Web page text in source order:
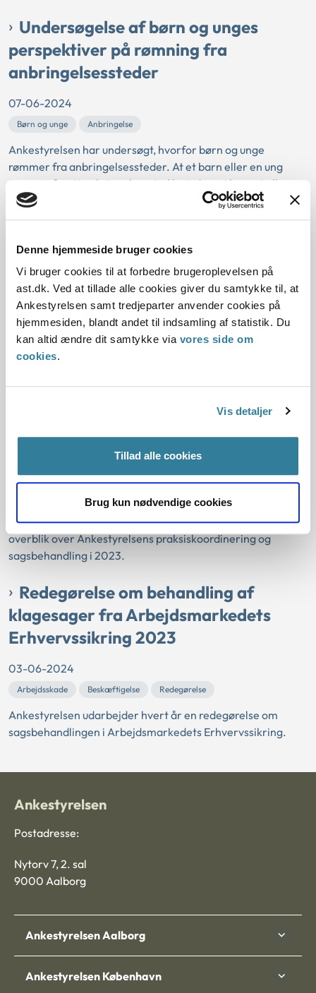
Denne hjemmeside bruger cookies
Vi bruger cookies til at forbedre brugeroplevelsen på
ast.dk. Ved at tillade alle cookies giver du samtykke til, at
Ankestyrelsen samt tredjeparter anvender cookies på
hjemmesiden, blandt andet til indsamling af statistik. Du
kan altid ændre dit samtykke via vores side om
cookies.
Vis detaljer
Tillad alle cookies
Brug kun nødvendige cookies
Undersøgelse af børn og unges
perspektiver på rømning fra
anbringelsessteder
07-06-2024
Børn og unge Anbringelse
Ankestyrelsen har undersøgt, hvorfor børn og unge
rømmer fra anbringelsessteder. At et barn eller en ung
rømmer fra sit anbringelsessted betyder, at barnet eller
den unge forlader anbringelsesstedet uden aftale og uden
hensigt om at komme tilbage.
Børnesagsbarometret 2024
03-06-2024
Børn og unge Statistik
Ankestyrelsen har undersøgt, i hvilken udstrækning
kommunerne overholder centrale krav i serviceloven, når
Ankestyrelsens årsredegørelse til
Ankestyrelsen Redegørelse Årsberetning
Dette er Ankestyrelsens tiende årsredegørelse til Det
Rådgivende Praksisudvalg. Redegørelsen giver et samlet
overblik over Ankestyrelsens praksiskoordinering og
sagsbehandling i 2023.
Redegørelse om behandling af
klagesager fra Arbejdsmarkedets
Erhvervssikring 2023
03-06-2024
Arbejdsskade Beskæftigelse Redegørelse
Ankestyrelsen udarbejder hvert år en redegørelse om
sagsbehandlingen i Arbejdsmarkedets Erhvervssikring.
Ankestyrelsen
Postadresse:
Nytorv 7, 2. sal
9000 Aalborg
Ankestyrelsen Aalborg
Ankestyrelsen København